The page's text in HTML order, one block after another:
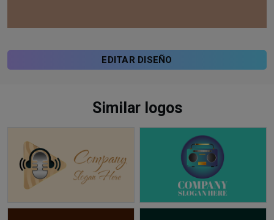
EDITAR DISEÑO
Similar logos